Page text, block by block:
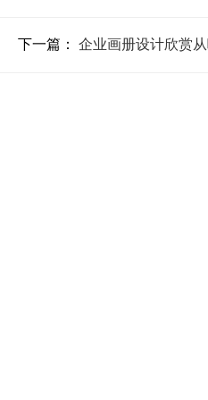
下一篇： 企业画册设计欣赏